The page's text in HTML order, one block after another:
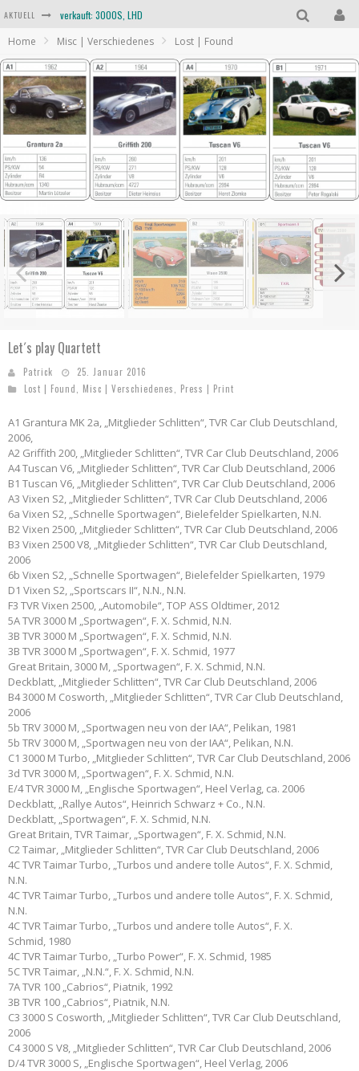
AKTUELL verkauft: 3000S, LHD
verkauft: TVR 3000, LHD
verkauft: Scimitar SE6b, RHD
verkauft: Taimar, RHD
verkauft: TVR Trident, RHD
verkauft: 3000M, LHD
Home Misc | Verschiedenes Lost | Found
Let´s play Quartett
Patrick
25. Januar 2016
Lost | Found
Misc | Verschiedenes Press | Print
A1 Grantura MK 2a, „Mitglieder Schlitten“, TVR Car Club Deutschland,
2006,
A2 Griffith 200, „Mitglieder Schlitten“, TVR Car Club Deutschland, 2006
A4 Tuscan V6, „Mitglieder Schlitten“, TVR Car Club Deutschland, 2006
B1 Tuscan V6, „Mitglieder Schlitten“, TVR Car Club Deutschland, 2006
A3 Vixen S2, „Mitglieder Schlitten“, TVR Car Club Deutschland, 2006
6a Vixen S2, „Schnelle Sportwagen“, Bielefelder Spielkarten, N.N.
B2 Vixen 2500, „Mitglieder Schlitten“, TVR Car Club Deutschland, 2006
B3 Vixen 2500 V8, „Mitglieder Schlitten“, TVR Car Club Deutschland,
2006
6b Vixen S2, „Schnelle Sportwagen“, Bielefelder Spielkarten, 1979
D1 Vixen S2, „Sportscars II“, N.N., N.N.
F3 TVR Vixen 2500, „Automobile“, TOP ASS Oldtimer, 2012
5A TVR 3000 M „Sportwagen“, F. X. Schmid, N.N.
3B TVR 3000 M „Sportwagen“, F. X. Schmid, N.N.
3B TVR 3000 M „Sportwagen“, F. X. Schmid, 1977
Great Britain, 3000 M, „Sportwagen“, F. X. Schmid, N.N.
Deckblatt, „Mitglieder Schlitten“, TVR Car Club Deutschland, 2006
B4 3000 M Cosworth, „Mitglieder Schlitten“, TVR Car Club Deutschland,
2006
5b TRV 3000 M, „Sportwagen neu von der IAA“, Pelikan, 1981
5b TRV 3000 M, „Sportwagen neu von der IAA“, Pelikan, N.N.
C1 3000 M Turbo, „Mitglieder Schlitten“, TVR Car Club Deutschland, 2006
3d TVR 3000 M, „Sportwagen“, F. X. Schmid, N.N.
E/4 TVR 3000 M, „Englische Sportwagen“, Heel Verlag, ca. 2006
Deckblatt, „Rallye Autos“, Heinrich Schwarz + Co., N.N.
Deckblatt, „Sportwagen“, F. X. Schmid, N.N.
Great Britain, TVR Taimar, „Sportwagen“, F. X. Schmid, N.N.
C2 Taimar, „Mitglieder Schlitten“, TVR Car Club Deutschland, 2006
4C TVR Taimar Turbo, „Turbos und andere tolle Autos“, F. X. Schmid,
N.N.
4C TVR Taimar Turbo, „Turbos und andere tolle Autos“, F. X. Schmid,
N.N.
4C TVR Taimar Turbo, „Turbos und andere tolle Autos“, F. X.
Schmid, 1980
4C TVR Taimar Turbo, „Turbo Power“, F. X. Schmid, 1985
5C TVR Taimar, „N.N.“, F. X. Schmid, N.N.
7A TVR 100 „Cabrios“, Piatnik, 1992
3B TVR 100 „Cabrios“, Piatnik, N.N.
C3 3000 S Cosworth, „Mitglieder Schlitten“, TVR Car Club Deutschland,
2006
C4 3000 S V8, „Mitglieder Schlitten“, TVR Car Club Deutschland, 2006
D/4 TVR 3000 S, „Englische Sportwagen“, Heel Verlag, 2006